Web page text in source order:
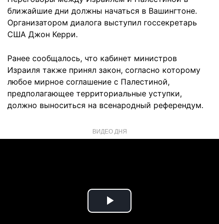
ближайшие дни должны начаться в Вашингтоне.
Организатором диалога выступил госсекретарь
США Джон Керри.
Ранее сообщалось, что кабинет министров
Израиля также принял закон, согласно которому
любое мирное соглашение с Палестиной,
предполагающее территориальные уступки,
должно выноситься на всенародный референдум.
ВИДЕО ДНЯ
Play